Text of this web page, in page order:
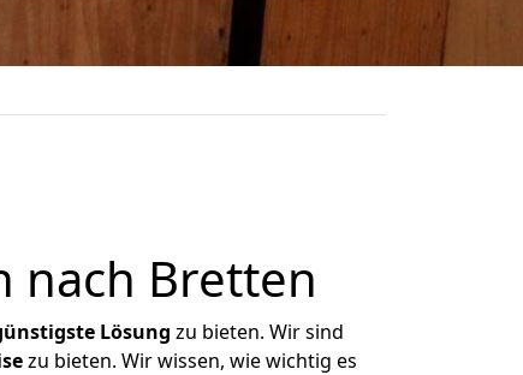
nach Bretten
Lösung zu bieten. Wir sind
zu bieten. Wir wissen, wie wichtig es